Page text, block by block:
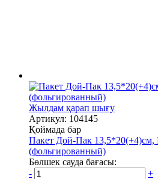
Жылдам қарап шығу
Артикул: 104145
Қоймада бар
Пакет Дой-Пак
(фольгированный)
Бөлшек сауда бағасы:
-
+